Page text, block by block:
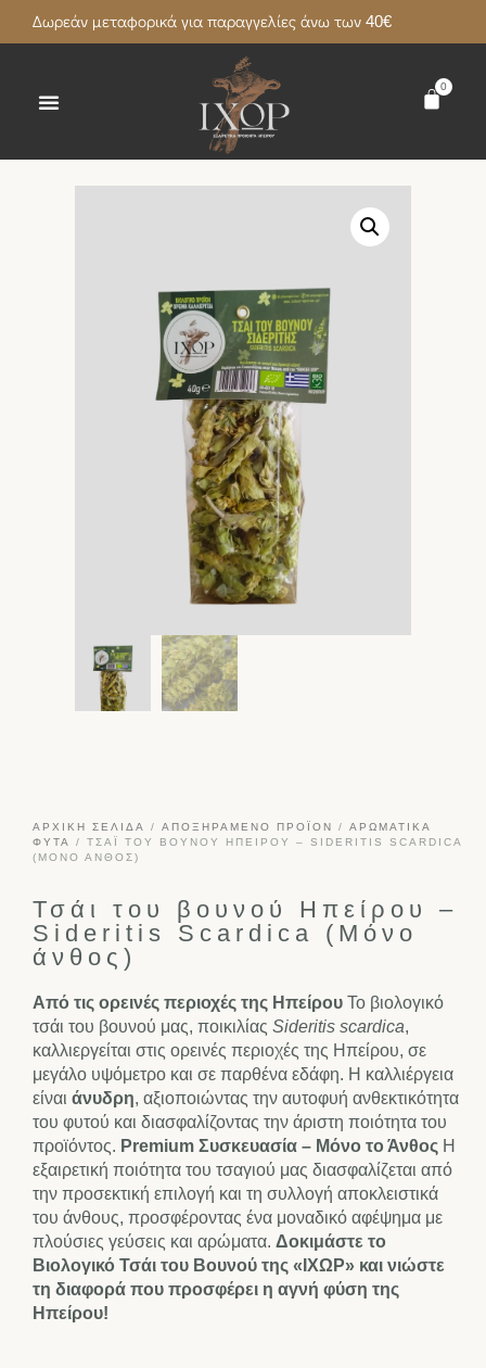
Δωρεάν μεταφορικά για παραγγελίες άνω των 40€
0
ΑΡΧΙΚΉ ΣΕΛΊΔΑ / ΑΠΟΞΗΡΑΜΈΝΟ ΠΡΟΪΌΝ / ΑΡΩΜΑΤΙΚΆ
ΦΥΤΆ
/ ΤΣΆΙ ΤΟΥ ΒΟΥΝΟΎ ΗΠΕΊΡΟΥ – SIDERITIS SCARDICA
(ΜΌΝΟ ΆΝΘΟΣ)
Τσάι του βουνού Ηπείρου –
Sideritis Scardica (Μόνο
άνθος)
Από τις ορεινές περιοχές της Ηπείρου Το βιολογικό
τσάι του βουνού μας, ποικιλίας Sideritis scardica,
καλλιεργείται στις ορεινές περιοχές της Ηπείρου, σε
μεγάλο υψόμετρο και σε παρθένα εδάφη. Η καλλιέργεια
είναι άνυδρη, αξιοποιώντας την αυτοφυή ανθεκτικότητα
του φυτού και διασφαλίζοντας την άριστη ποιότητα του
προϊόντος. Premium Συσκευασία – Μόνο το Άνθος Η
εξαιρετική ποιότητα του τσαγιού μας διασφαλίζεται από
την προσεκτική επιλογή και τη συλλογή αποκλειστικά
του άνθους, προσφέροντας ένα μοναδικό αφέψημα με
πλούσιες γεύσεις και αρώματα. Δοκιμάστε το
Βιολογικό Τσάι του Βουνού της «ΙΧΩΡ» και νιώστε
τη διαφορά που προσφέρει η αγνή φύση της
Ηπείρου!